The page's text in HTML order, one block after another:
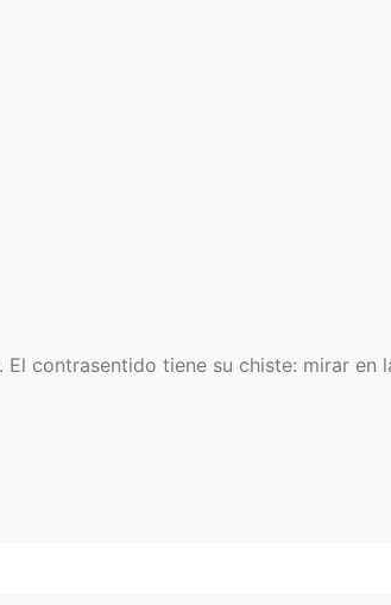
contrasentido tiene su chiste: mirar